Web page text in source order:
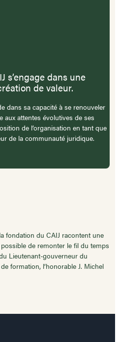
s’engage dans une
de valeur.
dans sa capacité à se renouveler
aux attentes évolutives de ses
de l’organisation en tant que
de la communauté juridique.
fondation du CAIJ racontent une
de remonter le fil du temps
Lieutenant-gouverneur du
formation, l’honorable J. Michel